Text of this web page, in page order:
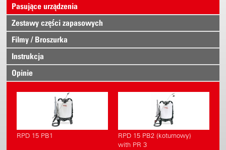
Pasujące urządzenia
Zestawy części zapasowych
Filmy / Broszurka
Instrukcja
Opinie
RPD 15 PB1
RPD 15 PB2 (koturnowy)
with PR 3